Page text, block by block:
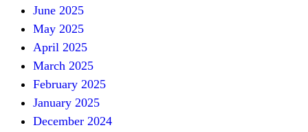
June 2025
May 2025
April 2025
March 2025
February 2025
January 2025
December 2024